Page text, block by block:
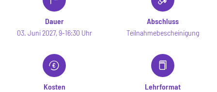
Dauer
03. Juni 2027, 9-16:30 Uhr
Abschluss
Teilnahmebescheinigung
Kosten
Lehrformat